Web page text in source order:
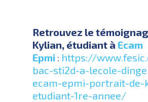
Retrouvez le
Kylian, étudiant à Ecam
Epmi : https://
bac-sti2d-a-lecole-
ecam-epmi-portrait-de-
etudiant-1re-annee/